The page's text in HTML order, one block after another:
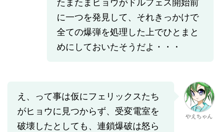
たまたまヒョウがドルフェス開始前
に一つを発見して、それきっかけで
全ての爆弾を処理した上でひとまと
めにしておいたそうだよ・・・
え、って事は仮にフェリックスたち
がヒョウに見つからず、受変電室を
破壊したとしても、連鎖爆破は怒ら
やえちゃん